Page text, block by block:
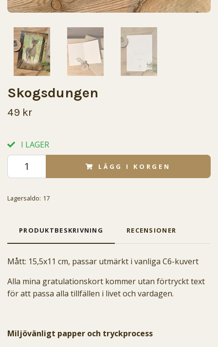
Skogsdungen
49 kr
I LAGER
LÄGG I KORGEN
Lagersaldo: 17
PRODUKTBESKRIVNING RECENSIONER
Mått: 15,5x11 cm, passar utmärkt i vanliga C6-kuvert
Alla mina gratulationskort kommer utan förtryckt text
för att passa alla tillfällen i livet och vardagen.
Miljövänligt papper och tryckprocess